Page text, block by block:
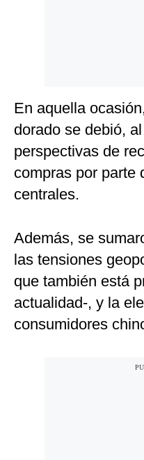
En aquella
dorado se debió,
perspectivas de
compras por parte
centrales.
Además, se
las tensiones
que también está
actualidad-, y la
consumidores